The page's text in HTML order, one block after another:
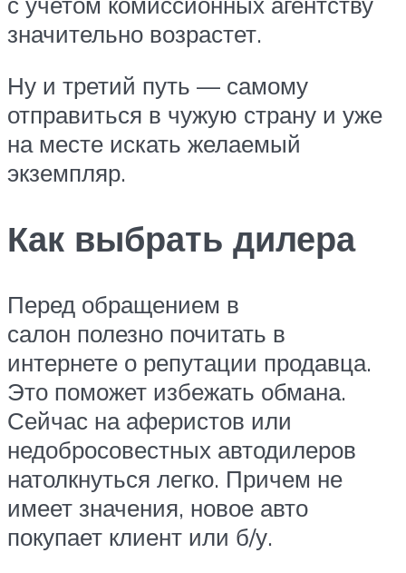
значительно возрастет.
Ну и третий путь — самому
отправиться в чужую страну и уже
на месте искать желаемый
экземпляр.
Как выбрать дилера
Перед обращением в
салон полезно почитать в
интернете о репутации продавца.
Это поможет избежать обмана.
Сейчас на аферистов или
недобросовестных автодилеров
натолкнуться легко. Причем не
имеет значения, новое авто
покупает клиент или б/у.